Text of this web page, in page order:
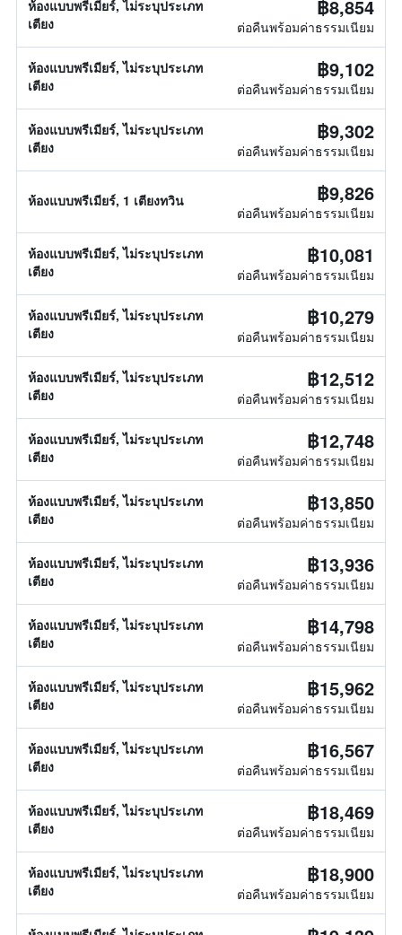
ห้องแบบพรีเมียร์, ไม่ระบุประเภท
เตียง
฿8,854
ต่อคืนพร้อมค่าธรรมเนียม
ห้องแบบพรีเมียร์, ไม่ระบุประเภท
เตียง
฿9,102
ต่อคืนพร้อมค่าธรรมเนียม
ห้องแบบพรีเมียร์, ไม่ระบุประเภท
เตียง
฿9,302
ต่อคืนพร้อมค่าธรรมเนียม
ห้องแบบพรีเมียร์, 1 เตียงทวิน ฿9,826
ต่อคืนพร้อมค่าธรรมเนียม
ห้องแบบพรีเมียร์, ไม่ระบุประเภท
เตียง
฿10,081
ต่อคืนพร้อมค่าธรรมเนียม
ห้องแบบพรีเมียร์, ไม่ระบุประเภท
เตียง
฿10,279
ต่อคืนพร้อมค่าธรรมเนียม
ห้องแบบพรีเมียร์, ไม่ระบุประเภท
เตียง
฿12,512
ต่อคืนพร้อมค่าธรรมเนียม
ห้องแบบพรีเมียร์, ไม่ระบุประเภท
เตียง
฿12,748
ต่อคืนพร้อมค่าธรรมเนียม
ห้องแบบพรีเมียร์, ไม่ระบุประเภท
เตียง
฿13,850
ต่อคืนพร้อมค่าธรรมเนียม
ห้องแบบพรีเมียร์, ไม่ระบุประเภท
เตียง
฿13,936
ต่อคืนพร้อมค่าธรรมเนียม
ห้องแบบพรีเมียร์, ไม่ระบุประเภท
เตียง
฿14,798
ต่อคืนพร้อมค่าธรรมเนียม
ห้องแบบพรีเมียร์, ไม่ระบุประเภท
เตียง
฿15,962
ต่อคืนพร้อมค่าธรรมเนียม
ห้องแบบพรีเมียร์, ไม่ระบุประเภท
เตียง
฿16,567
ต่อคืนพร้อมค่าธรรมเนียม
ห้องแบบพรีเมียร์, ไม่ระบุประเภท
เตียง
฿18,469
ต่อคืนพร้อมค่าธรรมเนียม
ห้องแบบพรีเมียร์, ไม่ระบุประเภท
เตียง
฿18,900
ต่อคืนพร้อมค่าธรรมเนียม